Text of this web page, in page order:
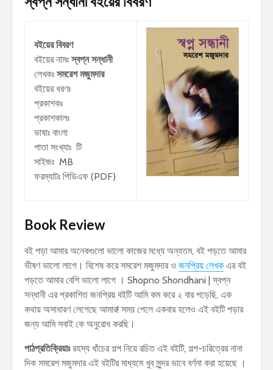
বইয়ের বিবরণ
বইয়ের নামঃস্বপ্ন সন্ধানী
লেখকঃ সমরেশ মজুমদার
বইয়ের ধরণঃ
প্রকাশকঃ
প্রকাশকালঃ
ভাষাঃ বাংলা
পাতা সংখ্যাঃ টি
সাইজঃ MB
ফরম্যাটঃ পিডিএফ (PDF)
Book Review
বই পড়া আমার অনেকগুলো ভালো কাজের মধ্যে অন্যতম, বই পড়তে আমার
ভীষণ ভালো লাগে। বিশেষ করে সমরেশ মজুমদার ও জনপ্রিয় লেখক এর বই
পড়তে আমার বেশি ভালো লাগে । Shopno Shondhani | স্বপ্ন
সন্ধানী এর প্রকাশিত জনপ্রিয় বইটি আমি কম করে ২ বার পড়েছি, এক
কথায় অসাধারণ লেগেছে আমার! সময় পেলে একবার হলেও এই বইটি পড়ার
জন্য আমি সবাই কে অনুরোধ করছি।
পাঠপ্রতিক্রিয়াঃরহস্য ধাঁচের গল্প নিয়ে রচিত এই বইটি, গল্প-চরিত্রের নানা
দিক সমরেশ মজুমদার এই বইটির মাধ্যমে খুব সুন্দর ভাবে বর্ণনা করা হয়েছে ।